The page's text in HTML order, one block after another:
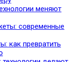
меняют
современные
как превратить